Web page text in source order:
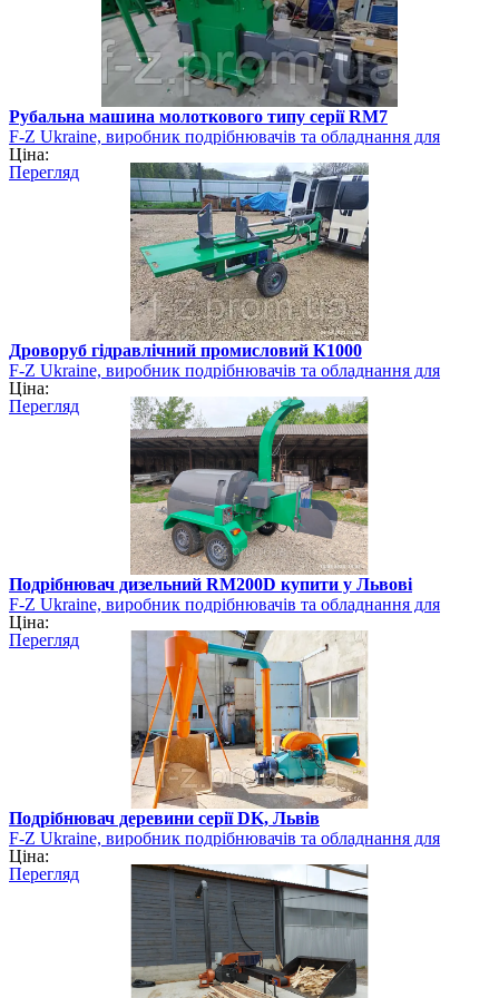
Рубальна машина молоткового типу серії RM7
F-Z Ukraine, виробник подрібнювачів та обладнання для
виготовлення біопалива
Ціна:
Перегляд
Дроворуб гідравлічний промисловий К1000
F-Z Ukraine, виробник подрібнювачів та обладнання для
виготовлення біопалива
Ціна:
Перегляд
Подрібнювач дизельний RM200D купити у Львові
F-Z Ukraine, виробник подрібнювачів та обладнання для
виготовлення біопалива
Ціна:
Перегляд
Подрібнювач деревини серії DK, Львів
F-Z Ukraine, виробник подрібнювачів та обладнання для
виготовлення біопалива
Ціна:
Перегляд